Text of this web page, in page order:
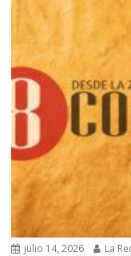
julio 14, 2026 La